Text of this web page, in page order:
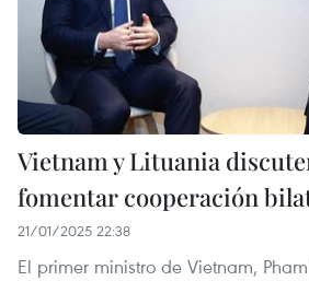
Vietnam y Lituania
fomentar cooperación
21/01/2025 22:38
El primer ministro de Vietnam,